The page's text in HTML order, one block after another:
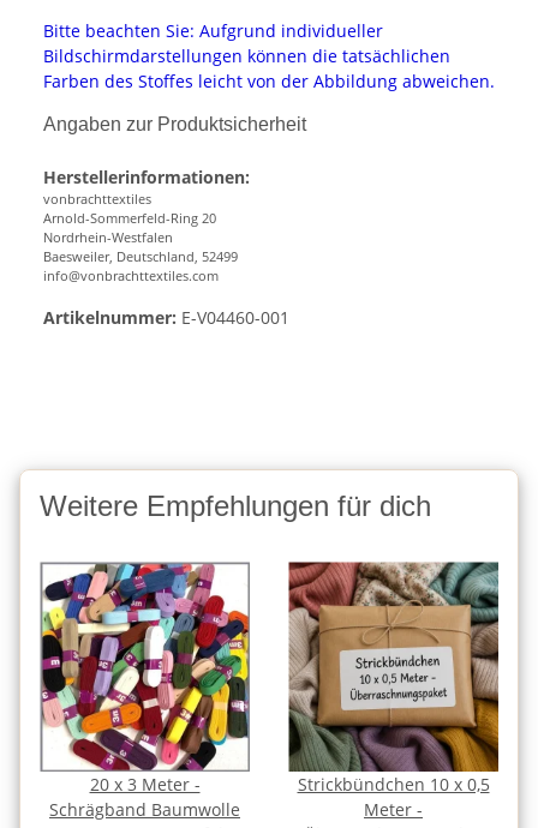
Bitte beachten Sie: Aufgrund individueller
Bildschirmdarstellungen können die tatsächlichen
Farben des Stoffes leicht von der Abbildung abweichen.
Angaben zur Produktsicherheit
Herstellerinformationen:
vonbrachttextiles
Arnold-Sommerfeld-Ring 20
Nordrhein-Westfalen
Baesweiler, Deutschland, 52499
info@vonbrachttextiles.com
Artikelnummer: E-V04460-001
Weitere Empfehlungen für dich
20 x 3 Meter -
Schrägband Baumwolle
Strickbündchen 10 x 0,5
Meter -